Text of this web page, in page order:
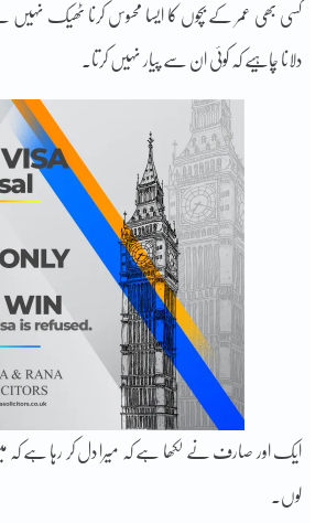
کسی بھی عمر کے بچوں کا ایسا محسوس کرنا ٹھیک نہیں
دلانا چاہیے کہ کوئی ان سے پیار نہیں کرتا۔
ایک اور صارف نے لکھا ہے کہ میرا دل کر رہا ہے کہ
لوں۔